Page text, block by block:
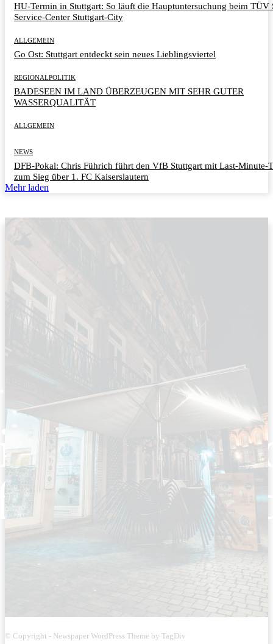
HU-Termin in Stuttgart: So läuft die Hauptuntersuchung beim TÜV
Service-Center Stuttgart-City
ALLGEMEIN
Go Ost: Stuttgart entdeckt sein neues Lieblingsviertel
REGIONALPOLITIK
BADESEEN IM LAND ÜBERZEUGEN MIT SEHR GUTER
WASSERQUALITÄT
ALLGEMEIN
NEWS
DFB-Pokal: Chris Führich führt den VfB Stuttgart mit Last-Minute-
zum Sieg über 1. FC Kaiserslautern
Mehr laden
© Copyright - Newspaper WordPress Theme by TagDiv